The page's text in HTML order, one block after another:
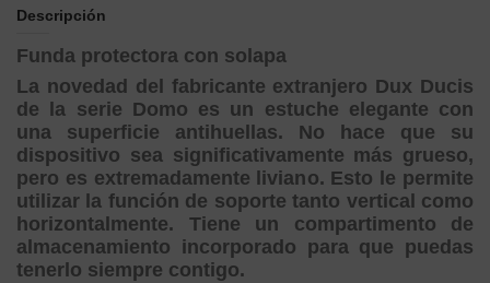
Descripción
Funda protectora con solapa
La novedad del fabricante extranjero Dux Ducis
de la serie Domo es un estuche elegante con
una superficie antihuellas. No hace que su
dispositivo sea significativamente más grueso,
pero es extremadamente liviano. Esto le permite
utilizar la función de soporte tanto vertical como
horizontalmente. Tiene un compartimento de
almacenamiento incorporado para que puedas
tenerlo siempre contigo.